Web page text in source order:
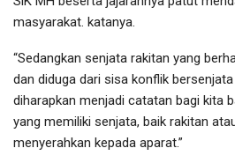
masyarakat. katanya.
“Sedangkan senjata rakitan yang
dan diduga dari sisa konflik
diharapkan menjadi catatan bagi kita
yang memiliki senjata, baik rakitan
menyerahkan kepada aparat.”